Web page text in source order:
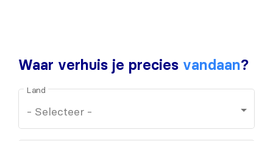
Waar verhuis je precies vandaan?
Land